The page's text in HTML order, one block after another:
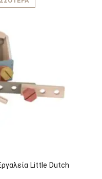
Little Dutch